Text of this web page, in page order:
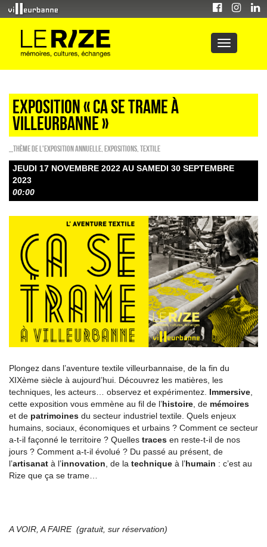
Exposition « Ca se trame à
Villeurbanne »
_Thème de l'exposition annuelle EXPOSITIONS Textile
JEUDI 17 NOVEMBRE 2022 AU SAMEDI 30 SEPTEMBRE
2023
00:00
Plongez dans l’aventure textile villeurbannaise, de la fin du
XIXème siècle à aujourd’hui. Découvrez les matières, les
techniques, les acteurs… observez et expérimentez. Immersive
cette exposition vous emmène au fil de l’histoire , de mémoires
et de patrimoines du secteur industriel textile. Quels enjeux
humains, sociaux, économiques et urbains ? Comment ce secteur
a-t-il façonné le territoire ? Quelles traces en reste-t-il de nos
jours ? Comment a-t-il évolué ? Du passé au présent, de
l’artisanat à l’innovation , de la technique à l’humain : c’est au
Rize que ça se trame…
A VOIR, A FAIRE (gratuit, sur réservation)